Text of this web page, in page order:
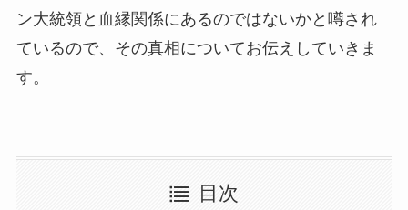
ン大統領と血縁関係にあるのではないかと噂され
ているので、その真相についてお伝えしていきま
す。
目次